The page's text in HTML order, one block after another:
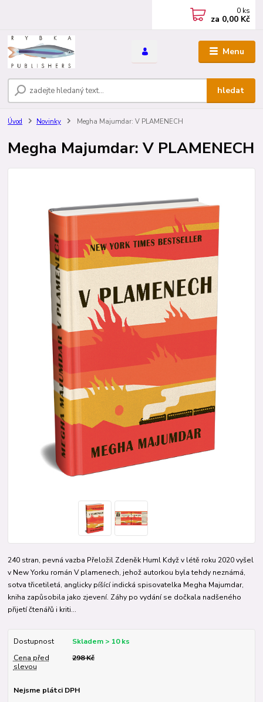
Menu
hledat
0 ks
za 0,00 Kč
Úvod Novinky Megha Majumdar: V PLAMENECH
Megha Majumdar: V PLAMENECH
240 stran, pevná vazba Přeložil Zdeněk Huml Když v létě roku 2020 vyšel
v New Yorku román V plamenech, jehož autorkou byla tehdy neznámá,
sotva třicetiletá, anglicky píšící indická spisovatelka Megha Majumdar,
kniha zapůsobila jako zjevení. Záhy po vydání se dočkala nadšeného
přijetí čtenářů i kriti...
Dostupnost
Skladem > 10 ks
Cena před
slevou
298 Kč
Nejsme plátci DPH